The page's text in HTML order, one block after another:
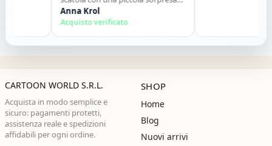
allinterno. Tutto perfetto. Lo
consiglio vivamente. Grazie ,alla
prossima!"
Anna Krol
Acquisto verificato
CARTOON WORLD S.R.L.
Acquista in modo semplice e
sicuro: pagamenti protetti,
assistenza reale e spedizioni
affidabili per ogni ordine.
SHOP
Home
Blog
Nuovi arrivi